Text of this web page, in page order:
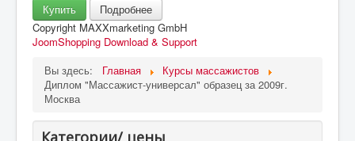
Купить
Подробнее
Copyright MAXXmarketing GmbH
JoomShopping Download & Support
Вы здесь:
Главная
Курсы массажистов
Диплом "Массажист-универсал" образец за 2009г.
Москва
Категории/ цены